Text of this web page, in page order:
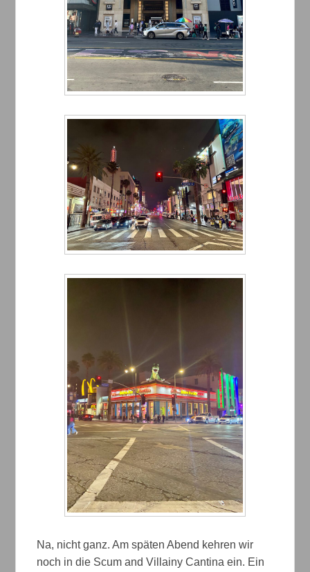
Na, nicht ganz. Am späten Abend kehren wir
noch in die Scum and Villainy Cantina ein. Ein